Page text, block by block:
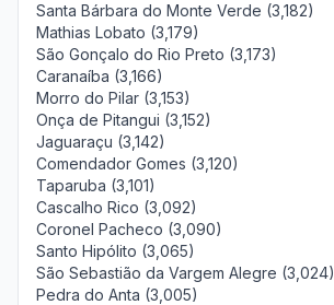
Santa Bárbara do Monte Verde (3,182)
Mathias Lobato (3,179)
São Gonçalo do Rio Preto (3,173)
Caranaíba (3,166)
Morro do Pilar (3,153)
Onça de Pitangui (3,152)
Jaguaraçu (3,142)
Comendador Gomes (3,120)
Taparuba (3,101)
Cascalho Rico (3,092)
Coronel Pacheco (3,090)
Santo Hipólito (3,065)
São Sebastião da Vargem Alegre (3,024)
Pedra do Anta (3,005)